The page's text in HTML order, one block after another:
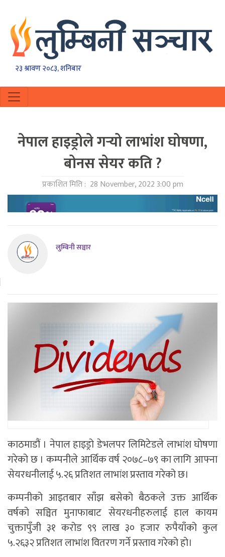
२३ श्रावण २०८३, शनिबार
नेपाल हाइड्रोले गर्‍यो लाभांश घोषणा,
बोनस सेयर कति ?
प्रकाशित मिति : 28 November, 2022 3:00 pm
लुम्बिनी सञ्चार
काठमाडौं । नेपाल हाइड्रो डेभलपर लिमिटेडले लाभांश घोषणा
गरेको छ । कम्पनीले आर्थिक वर्ष २०७८–७९ का लागि आफ्ना
सेयरधनीलाई ५.२६ प्रतिशत लाभांश प्रस्ताव गरेको छ।
कम्पनीको आइतबार साँझ बसेको बैठकले उक्त आर्थिक
वर्षको सञ्चित मुनाफाबाट सेयरधनीहरुलाई हाल कायम
चुक्तापुँजी ३१ करोड ९९ लाख ३० हजार रुपैयाँको कुल
५.२६३२ प्रतिशत लाभांश वितरण गर्ने प्रस्ताव गरेको हो।